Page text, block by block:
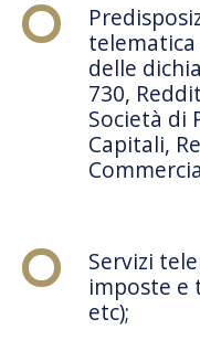
telematica
delle
730,
Società di
Capitali,
Servizi
imposte e
etc);